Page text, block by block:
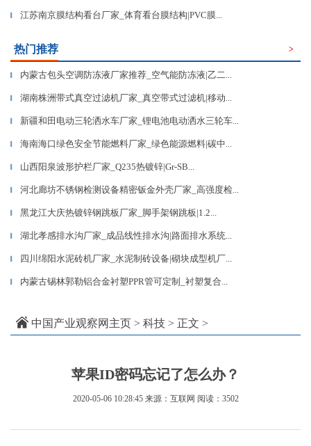
▎ 江苏南京膜结构看台厂家_体育看台膜结构|PVC膜...
热门推荐 >
▎ 内蒙古包头空调防冻液厂家推荐_空气能防冻液|乙二...
▎ 湖南株洲带式真空过滤机厂家_真空带式过滤机|移动...
▎ 新疆和田电动三轮洒水车厂家_锂电池电动洒水三轮车...
▎ 海南海口绿色安全节能燃料厂家_绿色能源燃料|碳中...
▎ 山西阳泉波形护栏厂家_Q235热镀锌|Gr-SB...
▎ 河北廊坊不锈钢检测设备精密钣金外壳厂家_高强度检...
▎ 黑龙江大庆热镀锌钢跳板厂家_脚手架钢跳板|1.2...
▎ 湖北孝感排水沟厂家_成品线性排水沟|路面排水系统...
▎ 四川绵阳水泥砖机厂家_水泥制砖设备|砌块成型机厂...
▎ 内蒙古锡林郭勒铝合金衬塑PPR管可定制_衬塑复合...
中国产业观察网主页 > 科技 > 正文 >
苹果ID密码忘记了怎么办？
2020-05-06 10:28:45 来源：互联网 阅读：3502